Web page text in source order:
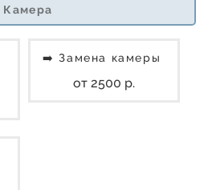
Камера
➡️ Замена камеры
от 2500 р.